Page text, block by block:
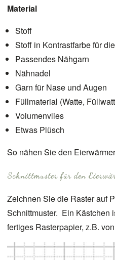
Material
Stoff
Stoff in Kontrastfarbe für
Passendes Nähgarn
Nähnadel
Garn für Nase und Augen
Füllmaterial (Watte,
Volumenvlies
Etwas Plüsch
So nähen Sie den
Schnittmuster für den
Zeichnen Sie die Raster auf
Schnittmuster. Ein Kästchen
fertiges Rasterpapier, z.B.